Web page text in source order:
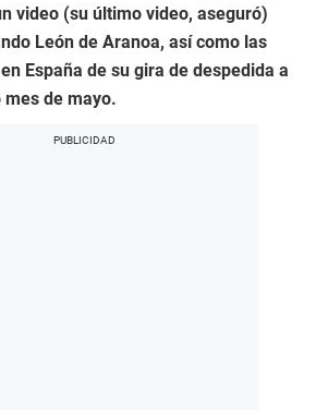
video (su último video, aseguró)
León de Aranoa, así como las
España de su gira de despedida a
de mayo.